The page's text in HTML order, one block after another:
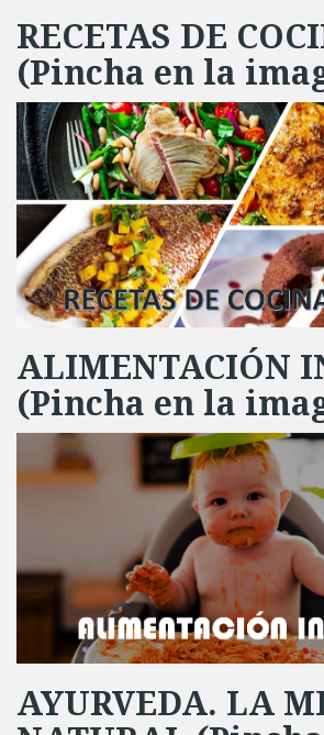
RECETAS DE
(Pincha en la
ALIMENTACIÓN
(Pincha en la
AYURVEDA. LA